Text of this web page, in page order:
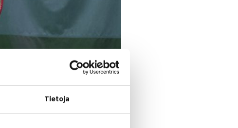
Tietoja